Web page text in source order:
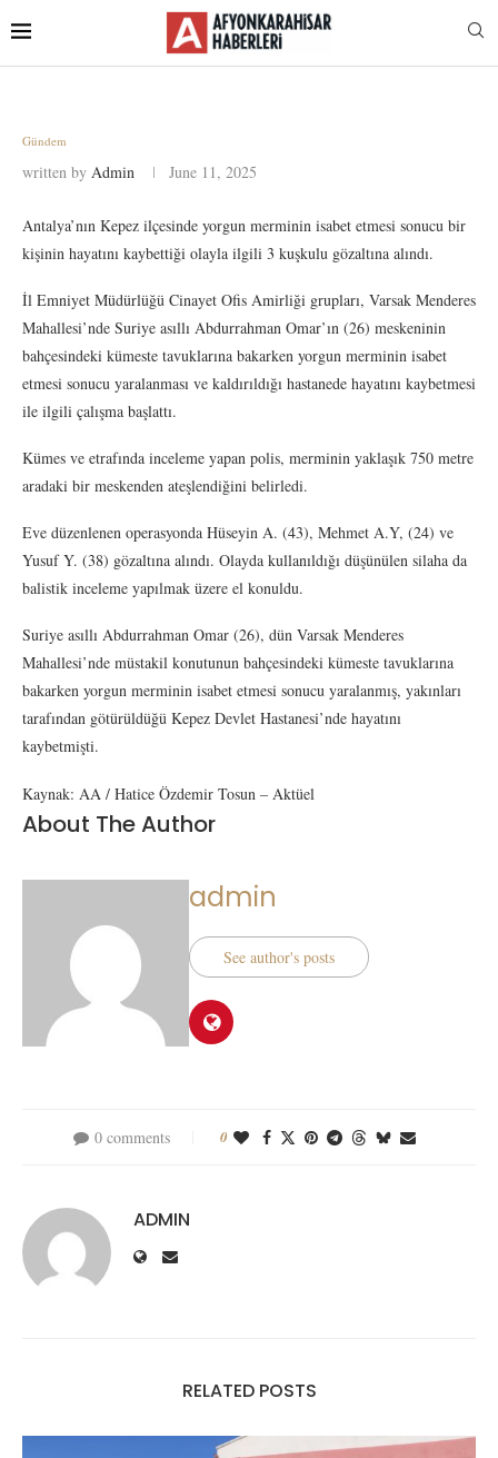
Gündem
written by Admin June 11, 2025
Antalya’nın Kepez ilçesinde yorgun merminin isabet etmesi sonucu bir
kişinin hayatını kaybettiği olayla ilgili 3 kuşkulu gözaltına alındı.
İl Emniyet Müdürlüğü Cinayet Ofis Amirliği grupları, Varsak Menderes
Mahallesi’nde Suriye asıllı Abdurrahman Omar’ın (26) meskeninin
bahçesindeki kümeste tavuklarına bakarken yorgun merminin isabet
etmesi sonucu yaralanması ve kaldırıldığı hastanede hayatını kaybetmesi
ile ilgili çalışma başlattı.
Kümes ve etrafında inceleme yapan polis, merminin yaklaşık 750 metre
aradaki bir meskenden ateşlendiğini belirledi.
Eve düzenlenen operasyonda Hüseyin A. (43), Mehmet A.Y, (24) ve
Yusuf Y. (38) gözaltına alındı. Olayda kullanıldığı düşünülen silaha da
balistik inceleme yapılmak üzere el konuldu.
Suriye asıllı Abdurrahman Omar (26), dün Varsak Menderes
Mahallesi’nde müstakil konutunun bahçesindeki kümeste tavuklarına
bakarken yorgun merminin isabet etmesi sonucu yaralanmış, yakınları
tarafından götürüldüğü Kepez Devlet Hastanesi’nde hayatını
kaybetmişti.
Kaynak: AA / Hatice Özdemir Tosun – Aktüel
About The Author
admin
See author's posts
0 comments 0
ADMIN
RELATED POSTS